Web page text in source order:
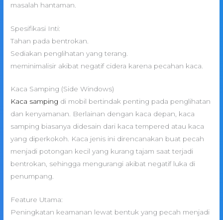
masalah hantaman.
Spesifikasi Inti:
Tahan pada bentrokan.
Sediakan penglihatan yang terang.
meminimalisir akibat negatif cidera karena pecahan kaca.
Kaca Samping (Side Windows)
Kaca samping di mobil bertindak penting pada penglihatan
dan kenyamanan. Berlainan dengan kaca depan, kaca
samping biasanya didesain dari kaca tempered atau kaca
yang diperkokoh. Kaca jenis ini direncanakan buat pecah
menjadi potongan kecil yang kurang tajam saat terjadi
bentrokan, sehingga mengurangi akibat negatif luka di
penumpang.
Feature Utama:
Peningkatan keamanan lewat bentuk yang pecah menjadi